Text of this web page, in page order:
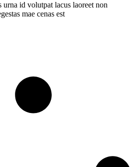
id volutpat lacus laoreet non
mae cenas est